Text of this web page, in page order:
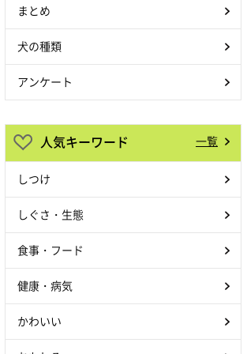
まとめ
犬の種類
アンケート
人気キーワード 一覧
しつけ
しぐさ・生態
食事・フード
健康・病気
かわいい